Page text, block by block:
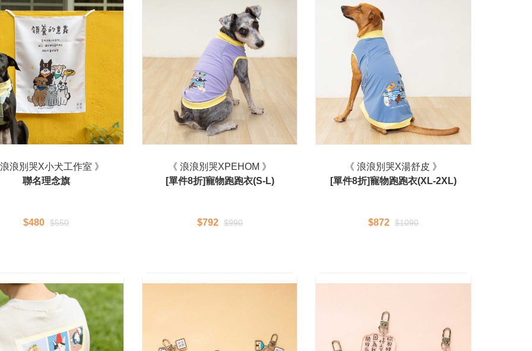
浪別哭X小犬工作室 》
聯名理念旗
$480 $550
《 浪浪別哭XPEHOM 》
[單件8折]寵物跑跑衣(S-L)
$792 $990
《 浪浪別哭X湯舒皮 》
[單件8折]寵物跑跑衣(XL-2XL)
$872 $1090